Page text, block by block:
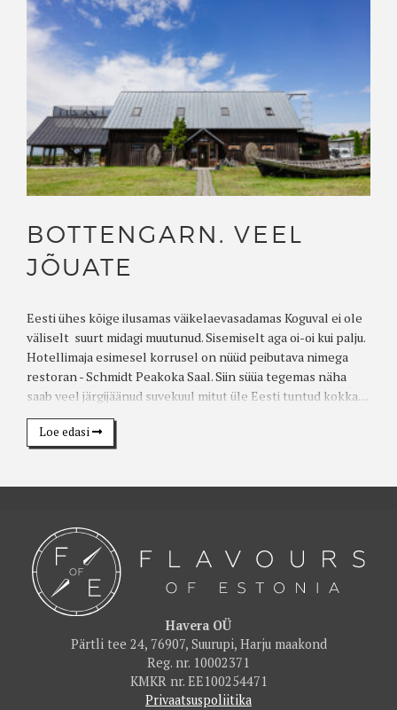
BOTTENGARN. VEEL
JÕUATE
Eesti ühes kõige ilusamas väikelaevasadamas Koguval ei ole
väliselt suurt midagi muutunud. Sisemiselt aga oi-oi kui palju.
Hotellimaja esimesel korrusel on nüüd peibutava nimega
restoran - Schmidt Peakoka Saal. Siin süüa tegemas näha
saab veel järgijäänud suvekuul mitut üle Eesti tuntud kokka....
Loe edasi
Havera OÜ
Pärtli tee 24, 76907, Suurupi, Harju maakond
Reg. nr. 10002371
KMKR nr. EE100254471
Privaatsuspoliitika